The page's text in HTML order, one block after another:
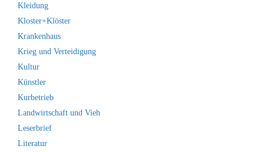
Kleidung
Kloster+Klöster
Krankenhaus
Krieg und Verteidigung
Kultur
Künstler
Kurbetrieb
Landwirtschaft und Vieh
Leserbrief
Literatur